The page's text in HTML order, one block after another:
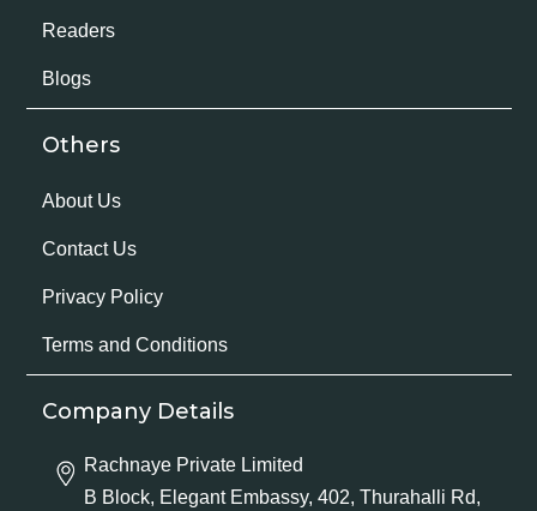
Readers
Blogs
Others
About Us
Contact Us
Privacy Policy
Terms and Conditions
Company Details
Rachnaye Private Limited
B Block, Elegant Embassy, 402, Thurahalli Rd,